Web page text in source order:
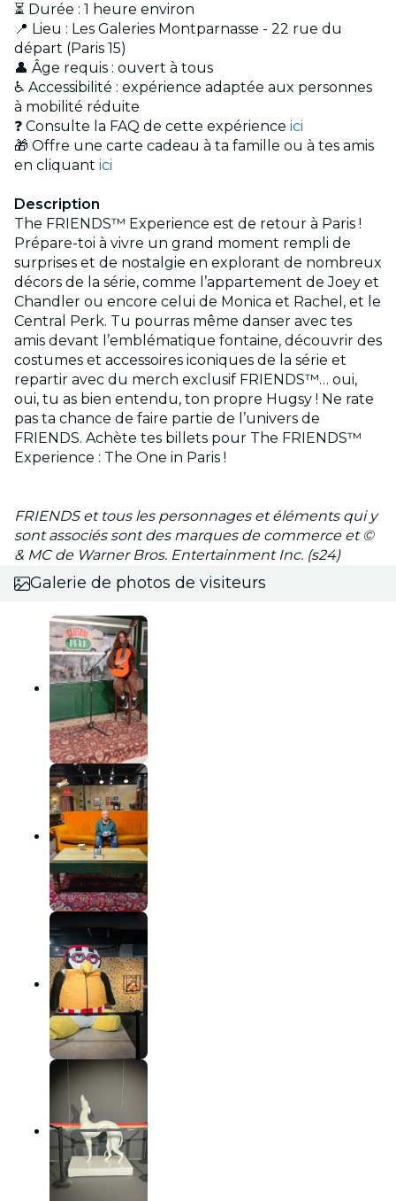
⏳ Durée : 1 heure environ
📍 Lieu : Les Galeries Montparnasse - 22 rue du
départ (Paris 15)
👤 Âge requis : ouvert à tous
♿ Accessibilité : expérience adaptée aux personnes
à mobilité réduite
❓ Consulte la FAQ de cette expérience ici
🎁 Offre une carte cadeau à ta famille ou à tes amis
en cliquant ici
Description
The FRIENDS™ Experience est de retour à Paris !
Prépare-toi à vivre un grand moment rempli de
surprises et de nostalgie en explorant de nombreux
décors de la série, comme l’appartement de Joey et
Chandler ou encore celui de Monica et Rachel, et le
Central Perk. Tu pourras même danser avec tes
amis devant l’emblématique fontaine, découvrir des
costumes et accessoires iconiques de la série et
repartir avec du merch exclusif FRIENDS™… oui,
oui, tu as bien entendu, ton propre Hugsy ! Ne rate
pas ta chance de faire partie de l’univers de
FRIENDS. Achète tes billets pour The FRIENDS™
Experience : The One in Paris !
FRIENDS et tous les personnages et éléments qui y
sont associés sont des marques de commerce et ©
& MC de Warner Bros. Entertainment Inc. (s24)
Galerie de photos de visiteurs